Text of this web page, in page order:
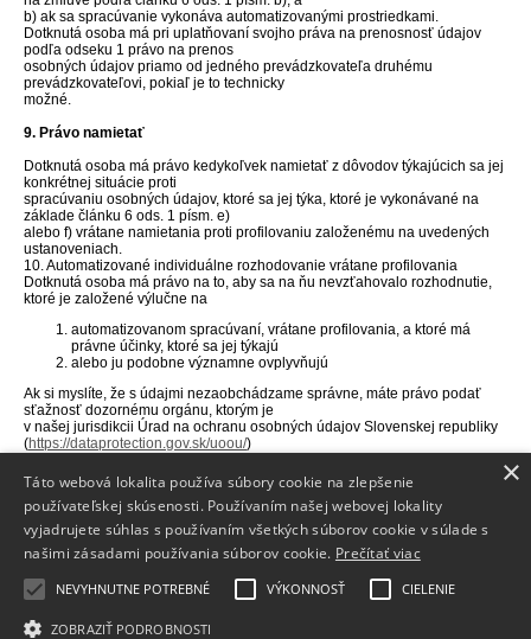
b) ak sa spracúvanie vykonáva automatizovanými prostriedkami.
Dotknutá osoba má pri uplatňovaní svojho práva na prenosnosť údajov
podľa odseku 1 právo na prenos
osobných údajov priamo od jedného prevádzkovateľa druhému
prevádzkovateľovi, pokiaľ je to technicky
možné.
9. Právo namietať
Dotknutá osoba má právo kedykoľvek namietať z dôvodov týkajúcich sa jej
konkrétnej situácie proti
spracúvaniu osobných údajov, ktoré sa jej týka, ktoré je vykonávané na
základe článku 6 ods. 1 písm. e)
alebo f) vrátane namietania proti profilovaniu založenému na uvedených
ustanoveniach.
10. Automatizované individuálne rozhodovanie vrátane profilovania
Dotknutá osoba má právo na to, aby sa na ňu nevzťahovalo rozhodnutie,
ktoré je založené výlučne na
automatizovanom spracúvaní, vrátane profilovania, a ktoré má
právne účinky, ktoré sa jej týkajú
alebo ju podobne významne ovplyvňujú
Ak si myslíte, že s údajmi nezaobchádzame správne, máte právo podať
sťažnosť dozornému orgánu, ktorým je
v našej jurisdikcii Úrad na ochranu osobných údajov Slovenskej republiky
(https://dataprotection.gov.sk/uoou/)
Info
Dodanie tovaru
×
Táto webová lokalita používa súbory cookie na zlepšenie
používateľskej skúsenosti. Používaním našej webovej lokality
vyjadrujete súhlas s používaním všetkých súborov cookie v súlade s
našimi zásadami používania súborov cookie. Prečítať viac
NEVYHNUTNE POTREBNÉ VÝKONNOSŤ CIELENIE
ZOBRAZIŤ PODROBNOSTI